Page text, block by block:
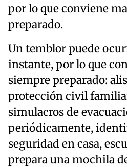
por lo que conviene
preparado.
Un temblor puede
instante, por lo que
siempre preparado:
protección civil
simulacros de
periódicamente,
seguridad en casa,
prepara una mochila